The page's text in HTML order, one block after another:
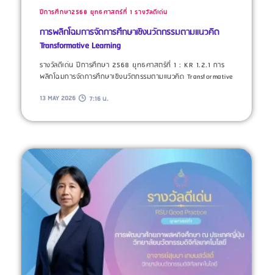
ปีการศึกษา2568 ยุทธศาสตร์ที่ 1 รางวัลดีเด่น
การพลิกโฉมการจัดการศึกษาเชิงนวัตกรรมตามแนวคิด
Transformative Learning
รางวัลดีเด่น ปีการศึกษา 2568 ยุทธศาสตร์ที่ 1 : KR 1.2.1 การ
พลิกโฉมการจัดการศึกษาเชิงนวัตกรรมตามแนวคิด Transformative
13 MAY 2026 7:16 น.